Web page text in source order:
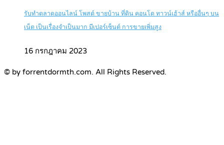
รับทำตลาดออนไลน์ โพสต์ ขายบ้าน ที่ดิน คอนโด ทาวน์เฮ้าส์ หรืออื่นๆ บน
เน็ต เป็นเรื่องจำเป็นมาก มีเปอร์เซ็นต์ การขายเพิ่มสูง
16 กรกฎาคม 2023
© by forrentdormth.com. All Rights Reserved.